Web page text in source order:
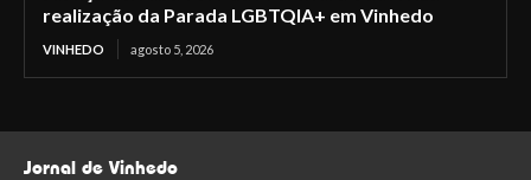
realização da Parada LGBTQIA+ em Vinhedo
VINHEDO agosto 5, 2026
Jornal de Vinhedo